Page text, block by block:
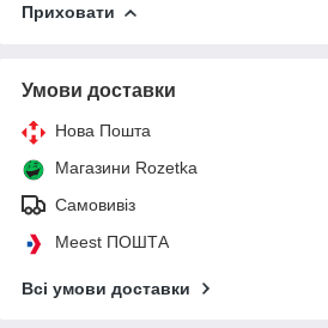
Приховати
Умови доставки
Нова Пошта
Магазини Rozetka
Самовивіз
Meest ПОШТА
Всі умови доставки